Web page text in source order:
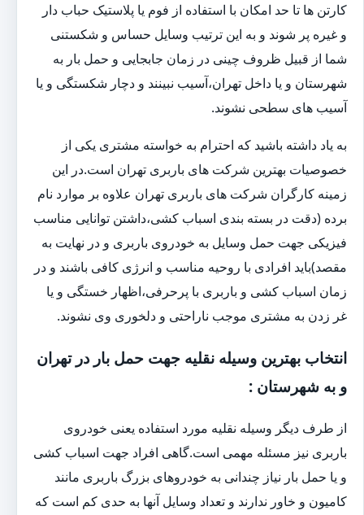
کارتن ها تا حد امکان با استفاده از فوم یا پلاستیک حباب دار
و غیره پر شوند و به این ترتیب وسایل حساس و شکستنی
شما از قبیل ظروف چینی در زمان جابجایی و حمل بار به
شهرستان و یا داخل تهران،آسیب نبینند و دچار شکستگی و یا
آسیب های سطحی نشوند.
به یاد داشته باشید که احترام به خواسته مشتری یکی از
خصوصیات بهترین شرکت های باربری تهران است.در این
زمینه کارگران شرکت های باربری تهران علاوه بر موارد نام
برده (دقت در بسته بندی اسباب کشی،داشتن توانایی مناسب
فیزیکی جهت حمل وسایل به خودروی باربری و در نهایت به
مقصد)باید افرادی با روحیه مناسب و انرژی کافی باشند و در
زمان اسباب کشی و باربری با پرحرفی،اظهار خستگی و یا
غر زدن به مشتری موجب ناراحتی و دلخوری وی نشوند.
انتخاب بهترین وسیله نقلیه جهت حمل بار در تهران
و به شهرستان :
از طرف دیگر وسیله نقلیه مورد استفاده یعنی خودروی
باربری نیز مسئله مهمی است.گاهی افراد جهت اسباب کشی
و یا حمل بار نیاز چندانی به خودروهای بزرگ باربری مانند
کامیون و خاور ندارند و تعداد وسایل آنها به حدی کم است که